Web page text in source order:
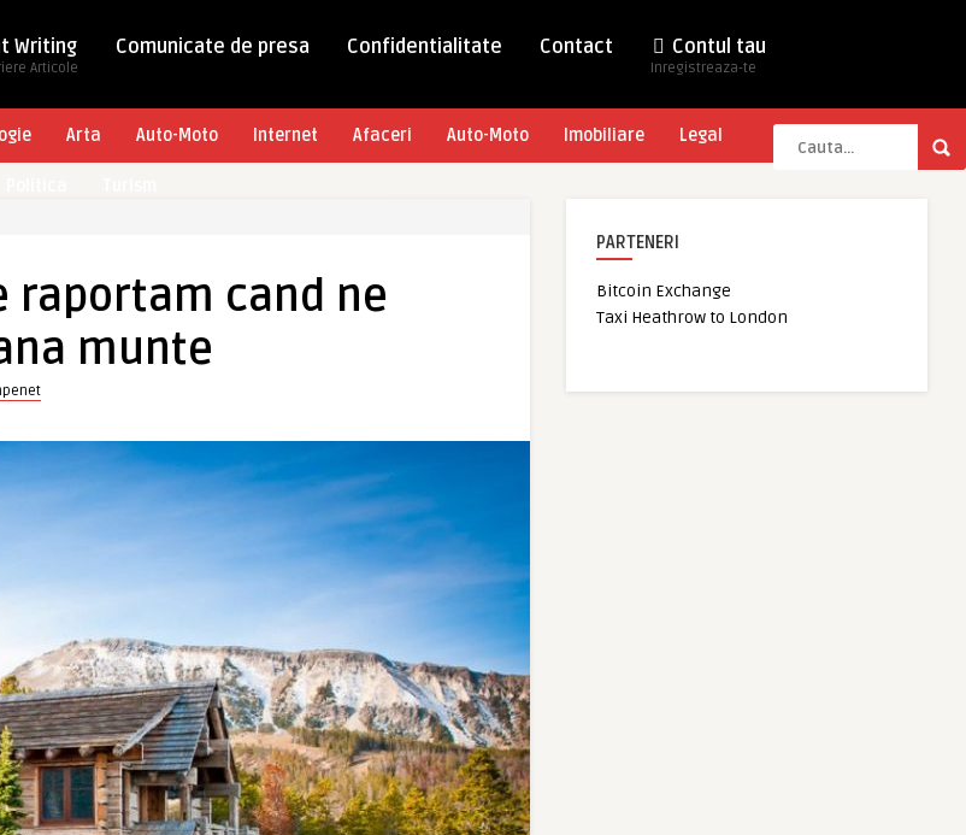
Writing
Articole
Comunicate de presa Confidentialitate Contact Contul tau
Inregistreaza-te
Arta Auto-Moto Internet Afaceri Auto-Moto Imobiliare Legal
raportam cand ne
munte
PARTENERI
Bitcoin Exchange
Taxi Heathrow to London